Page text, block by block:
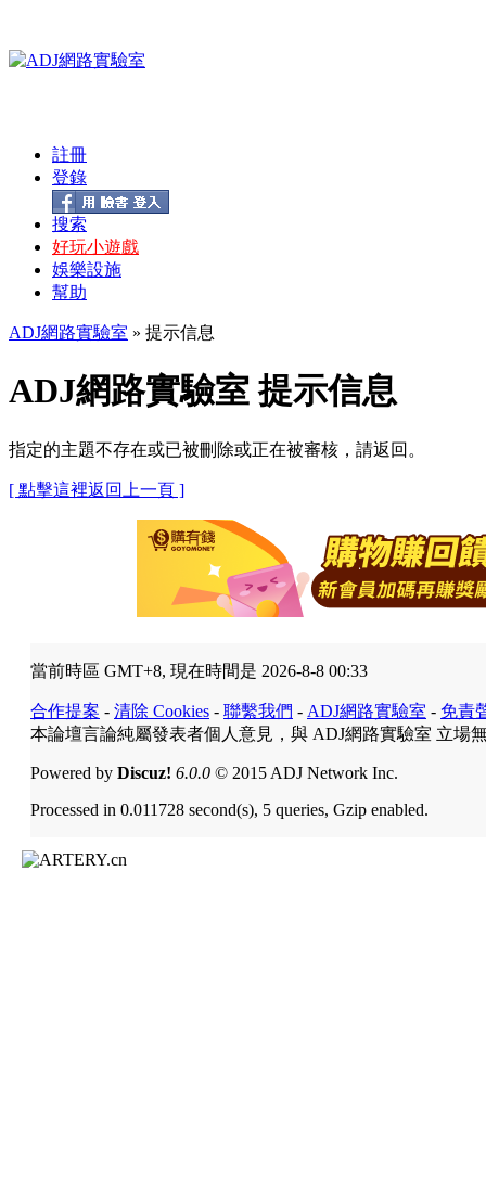
註冊
登錄
搜索
好玩小遊戲
娛樂設施
幫助
ADJ網路實驗室 » 提示信息
ADJ網路實驗室 提示信息
指定的主題不存在或已被刪除或正在被審核，請返回。
[ 點擊這裡返回上一頁 ]
當前時區 GMT+8, 現在時間是 2026-8-8 00:33
合作提案 - 清除 Cookies - 聯繫我們 - ADJ網路實驗室 - 免責
本論壇言論純屬發表者個人意見，與 ADJ網路實驗室 立場
Powered by Discuz! 6.0.0 © 2015 ADJ Network Inc.
Processed in 0.011728 second(s), 5 queries, Gzip enabled.